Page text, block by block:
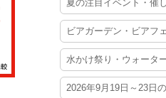
夏の注目イベント・催
ビアガーデン・ビアフ
水かけ祭り・ウォータ
2026年9月19日～23日